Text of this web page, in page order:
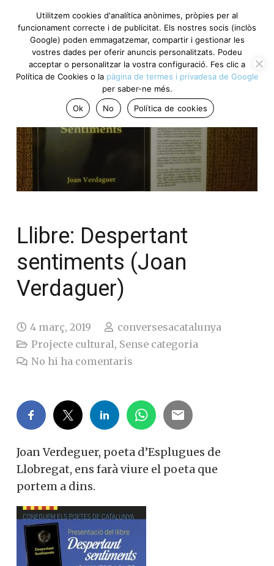
Llibre: Despertant
sentiments (Joan
Verdaguer)
4 març, 2019
conversesacatalunya
Projecte cultural, Sense categoria
No hi ha comentaris
Joan Verdeguer, poeta d’Esplugues de
Llobregat, ens farà viure el poeta que
portem a dins.
Utilitzem cookies d'analítica anònimes, pròpies per al
funcionament correcte i de publicitat. Els nostres socis (inclòs
Google) poden emmagatzemar, compartir i gestionar les
vostres dades per oferir anuncis personalitzats. Podeu
acceptar o personalitzar la vostra configuració. Fes clic a
Política de Cookies o la pàgina de termes i privadesa de Google
per saber-ne més.
Ok
No Política de cookies